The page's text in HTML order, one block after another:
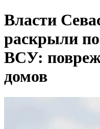
Власти
раскрыли
ВСУ:
домов